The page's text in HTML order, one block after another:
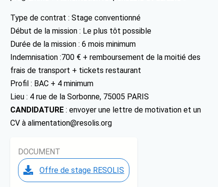
Type de contrat : Stage conventionné
Début de la mission : Le plus tôt possible
Durée de la mission : 6 mois minimum
Indemnisation :700 € + remboursement de la moitié des
frais de transport + tickets restaurant
Profil : BAC + 4 minimum
Lieu : 4 rue de la Sorbonne, 75005 PARIS
CANDIDATURE : envoyer une lettre de motivation et un
CV à alimentation@resolis.org
DOCUMENT
Offre de stage RESOLIS